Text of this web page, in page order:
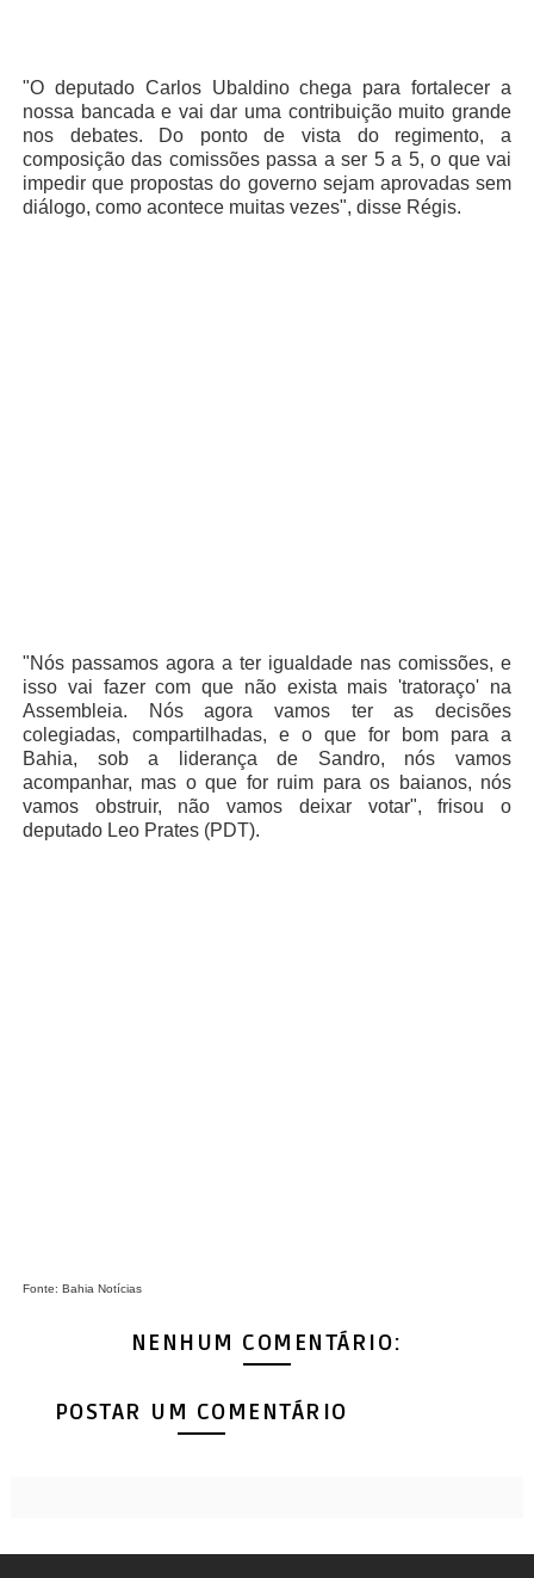
"O deputado Carlos Ubaldino chega para fortalecer a
nossa bancada e vai dar uma contribuição muito grande
nos debates. Do ponto de vista do regimento, a
composição das comissões passa a ser 5 a 5, o que vai
impedir que propostas do governo sejam aprovadas sem
diálogo, como acontece muitas vezes", disse Régis.
"Nós passamos agora a ter igualdade nas comissões, e
isso vai fazer com que não exista mais 'tratoraço' na
Assembleia. Nós agora vamos ter as decisões
colegiadas, compartilhadas, e o que for bom para a
Bahia, sob a liderança de Sandro, nós vamos
acompanhar, mas o que for ruim para os baianos, nós
vamos obstruir, não vamos deixar votar", frisou o
deputado Leo Prates (PDT).
Fonte: Bahia Notícias
NENHUM COMENTÁRIO:
POSTAR UM COMENTÁRIO